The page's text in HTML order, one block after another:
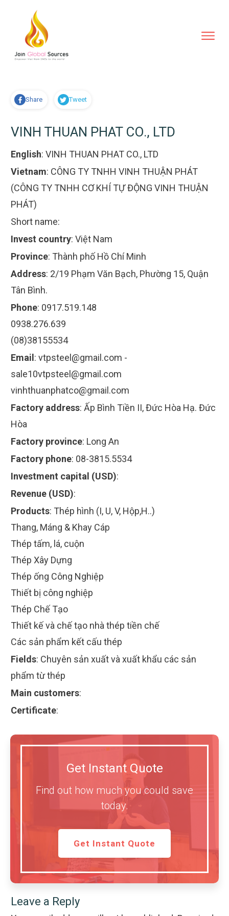
Share Tweet
VINH THUAN PHAT CO., LTD
English: VINH THUAN PHAT CO., LTD
Vietnam: CÔNG TY TNHH VINH THUẬN PHÁT
(CÔNG TY TNHH CƠ KHÍ TỰ ĐỘNG VINH THUẬN
PHÁT)
Short name:
Invest country: Việt Nam
Province: Thành phố Hồ Chí Minh
Address: 2/19 Phạm Văn Bạch, Phường 15, Quận
Tân Bình.
Phone: 0917.519.148
0938.276.639
(08)38155534
Email : vtpsteel@gmail.com -
sale10vtpsteel@gmail.com
vinhthuanphatco@gmail.com
Factory address: Ấp Bình Tiền II, Đức Hòa Hạ. Đức
Hòa
Factory province: Long An
Factory phone: 08-3815.5534
Investment capital (USD):
Revenue (USD):
Products: Thép hình (I, U, V, Hộp,H..)
Thang, Máng & Khay Cáp
Thép tấm, lá, cuộn
Thép Xây Dựng
Thép ống Công Nghiệp
Thiết bị công nghiệp
Thép Chế Tạo
Thiết kế và chế tạo nhà thép tiền chế
Các sản phẩm kết cấu thép
Fields: Chuyên sản xuất và xuất khẩu các sản
phẩm từ thép
Main customers:
Certificate:
Get Instant Quote
Find out how much you could save
today.
Get Instant Quote
Leave a Reply